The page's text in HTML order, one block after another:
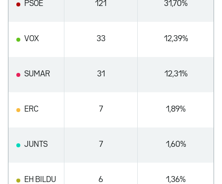
PSOE 121 31,70%
VOX 33 12,39%
SUMAR 31 12,31%
ERC 7 1,89%
JUNTS 7 1,60%
EH BILDU 6 1,36%